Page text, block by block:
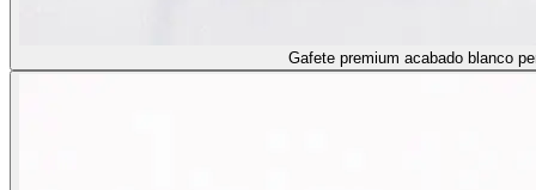
Gafete premium acabado blanco